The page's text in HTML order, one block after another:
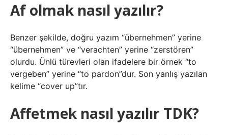
Af olmak nasıl yazılır?
Benzer şekilde, doğru yazım “übernehmen” yerine
“übernehmen” ve “verachten” yerine “zerstören”
olurdu. Ünlü türevleri olan ifadelere bir örnek “to
vergeben” yerine “to pardon”dur. Son yanlış yazılan
kelime “cover up”tır.
Affetmek nasıl yazılır TDK?